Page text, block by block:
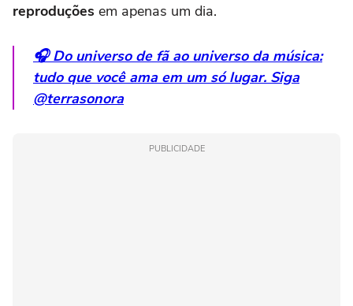
reproduções em apenas um dia.
🎧 Do universo de fã ao universo da música:
tudo que você ama em um só lugar. Siga
@terrasonora
PUBLICIDADE